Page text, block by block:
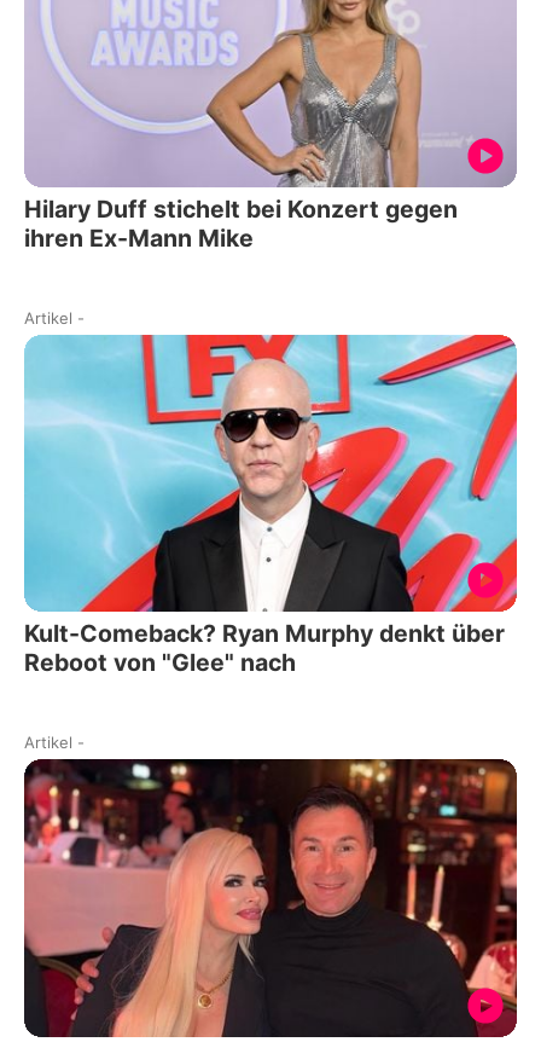
Hilary Duff stichelt bei Konzert gegen
ihren Ex-Mann Mike
Artikel -
Kult-Comeback? Ryan Murphy denkt über
Reboot von "Glee" nach
Artikel -